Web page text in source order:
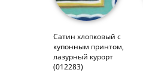
Сатин хлопковый с
купонным принтом,
лазурный курорт
(012283)